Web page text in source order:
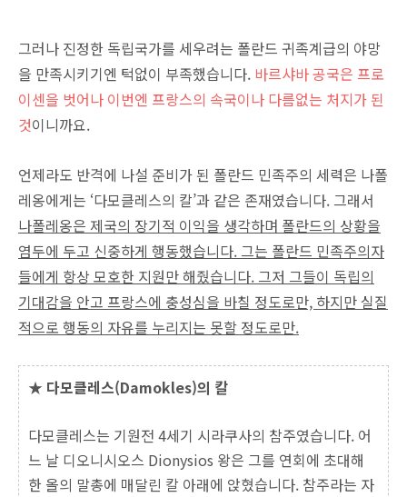
그러나 진정한 독립국가를 세우려는 폴란드 귀족계급의 야망
을 만족시키기엔 턱없이 부족했습니다. 바르샤바 공국은 프로
이센을 벗어나 이번엔 프랑스의 속국이나 다름없는 처지가 된
것이니까요.
언제라도 반격에 나설 준비가 된 폴란드 민족주의 세력은 나폴
레옹에게는 ‘다모클레스의 칼’과 같은 존재였습니다. 그래서
나폴레옹은 제국의 장기적 이익을 생각하며 폴란드의 상황을
염두에 두고 신중하게 행동했습니다. 그는 폴란드 민족주의자
들에게 항상 모호한 지원만 해줬습니다. 그저 그들이 독립의
기대감을 안고 프랑스에 충성심을 바칠 정도로만, 하지만 실질
적으로 행동의 자유를 누리지는 못할 정도로만.
★ 다모클레스(Damokles)의 칼
다모클레스는 기원전 4세기 시라쿠사의 참주였습니다. 어
느 날 디오니시오스 Dionysios 왕은 그를 연회에 초대해
한 올의 말총에 매달린 칼 아래에 앉혔습니다. 참주라는 자